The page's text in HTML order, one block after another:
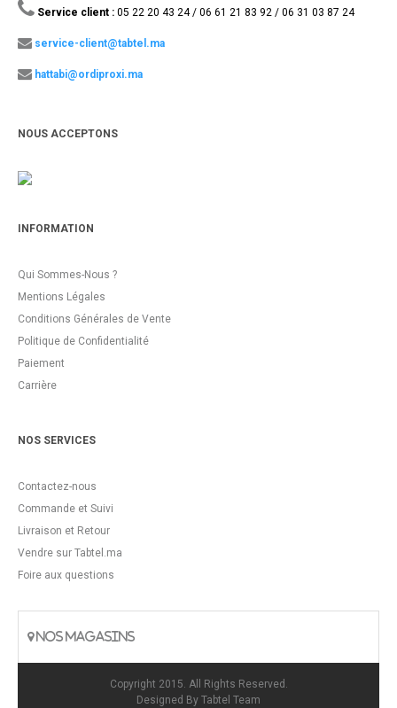
Service client : 05 22 20 43 24 / 06 61 21 83 92 / 06 31 03 87 24
service-client@tabtel.ma
hattabi@ordiproxi.ma
NOUS ACCEPTONS
INFORMATION
Qui Sommes-Nous ?
Mentions Légales
Conditions Générales de Vente
Politique de Confidentialité
Paiement
Carrière
NOS SERVICES
Contactez-nous
Commande et Suivi
Livraison et Retour
Vendre sur Tabtel.ma
Foire aux questions
NOS MAGASINS
Copyright 2015. All Rights Reserved.
Designed By Tabtel Team